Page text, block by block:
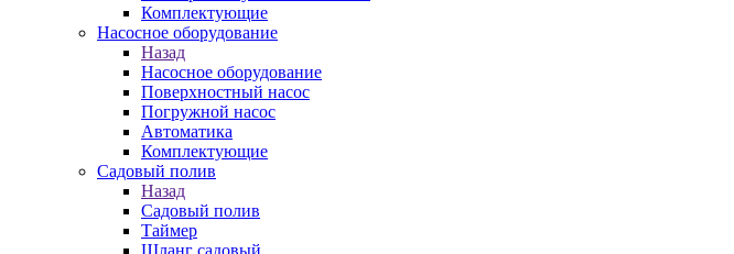
Комплектующие
Насосное оборудование
Назад
Насосное оборудование
Поверхностный насос
Погружной насос
Автоматика
Комплектующие
Садовый полив
Назад
Садовый полив
Таймер